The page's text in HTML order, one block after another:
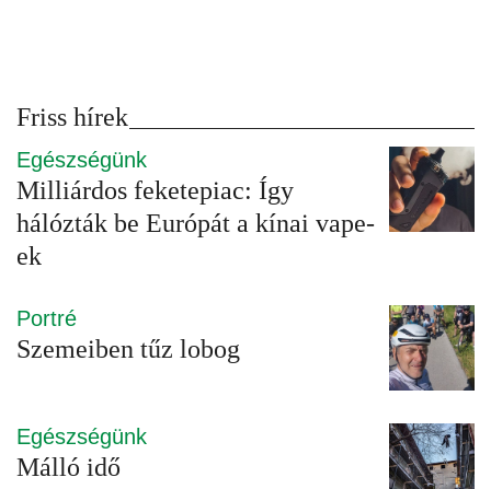
Friss hírek
Egészségünk
Milliárdos feketepiac: Így
hálózták be Európát a kínai vape-
ek
Portré
Szemeiben tűz lobog
Egészségünk
Málló idő